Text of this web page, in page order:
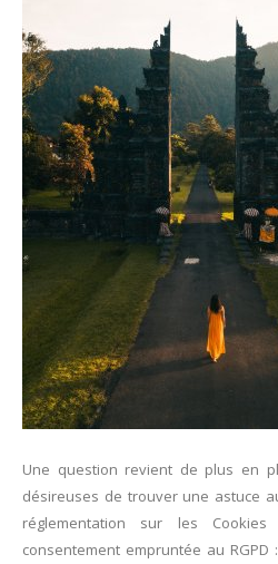
Une question revient de plus en
désireuses de trouver une astuce
réglementation sur les
consentement empruntée au